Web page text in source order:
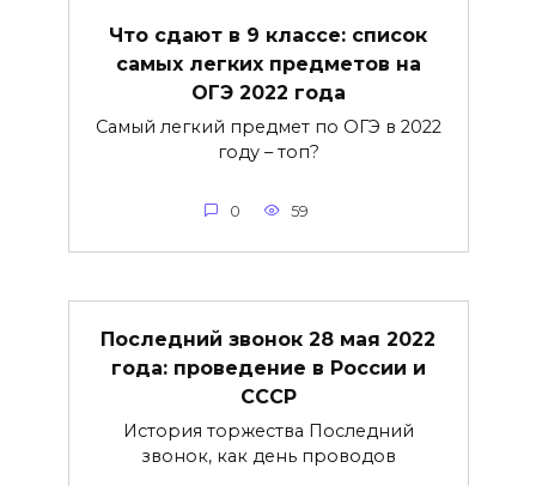
Что сдают в 9 классе: список
самых легких предметов на
ОГЭ 2022 года
Самый легкий предмет по ОГЭ в 2022
году – топ?
0 59
Последний звонок 28 мая 2022
года: проведение в России и
СССР
История торжества Последний
звонок, как день проводов